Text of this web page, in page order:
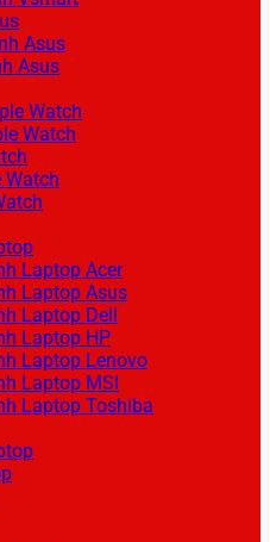
Asus
Asus
Watch
Watch
Watch
Laptop Acer
Laptop Asus
Laptop Dell
Laptop HP
Laptop Lenovo
Laptop MSI
Laptop Toshiba